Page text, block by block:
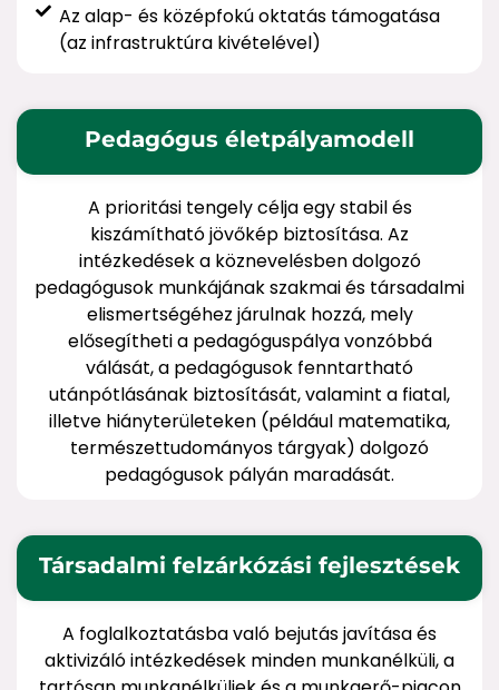
Az alap- és középfokú oktatás támogatása
(az infrastruktúra kivételével)
Pedagógus életpályamodell
A prioritási tengely célja egy stabil és
kiszámítható jövőkép biztosítása. Az
intézkedések a köznevelésben dolgozó
pedagógusok munkájának szakmai és társadalmi
elismertségéhez járulnak hozzá, mely
elősegítheti a pedagóguspálya vonzóbbá
válását, a pedagógusok fenntartható
utánpótlásának biztosítását, valamint a fiatal,
illetve hiányterületeken (például matematika,
természettudományos tárgyak) dolgozó
pedagógusok pályán maradását.
Társadalmi felzárkózási fejlesztések
A foglalkoztatásba való bejutás javítása és
aktivizáló intézkedések minden munkanélküli, a